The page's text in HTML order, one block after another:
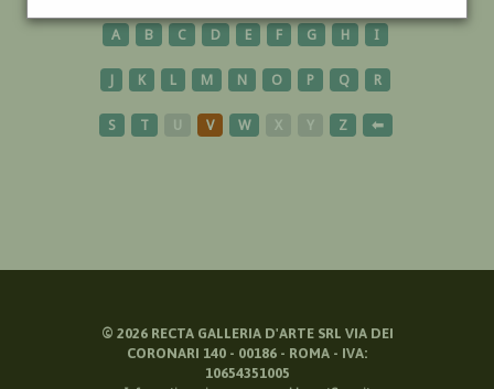
A B C D E F G H I
J K L M N O P Q R
S T U V W X Y Z ⬅
© 2026RECTA GALLERIA D'ARTE SRL VIA DEI
CORONARI 140 - 00186 - ROMA - IVA:
10654351005